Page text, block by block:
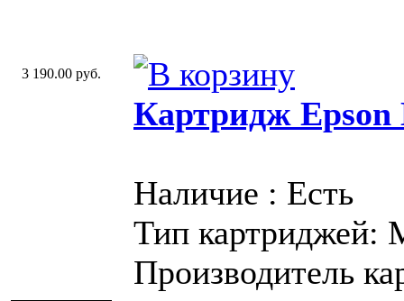
3 190.00 руб.
Картридж Epson
Наличие : Есть
Тип картриджей:
Производитель